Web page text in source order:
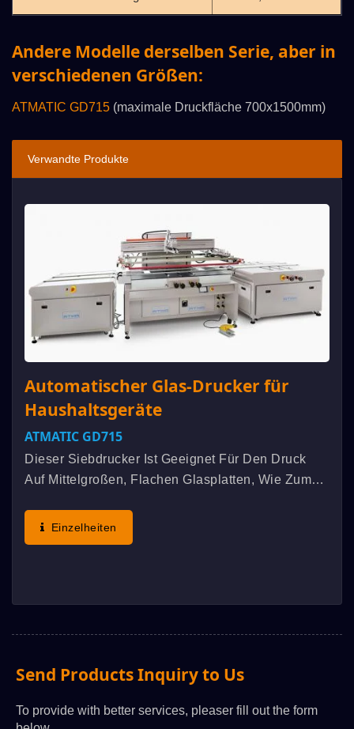
Andere Modelle derselben Serie, aber in
verschiedenen Größen:
ATMATIC GD715 (maximale Druckfläche 700x1500mm)
Verwandte Produkte
Automatischer Glas-Drucker für
Haushaltsgeräte
ATMATIC GD715
Dieser Siebdrucker Ist Geeignet Für Den Druck
Auf Mittelgroßen, Flachen Glasplatten, Wie Zum
Bedienfelder Für Klimaanlagen, Mikrowellen,
Kochfelder, BM Für Abdecklinsen...
Einzelheiten